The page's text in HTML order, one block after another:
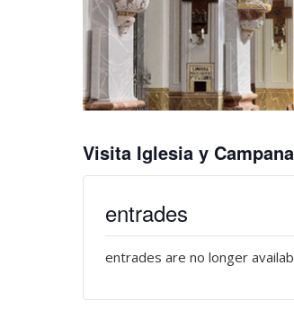
Visita Iglesia y
entrades
entrades are no longer